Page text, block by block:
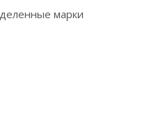
марки